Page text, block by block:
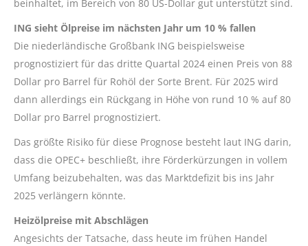
beinhaltet, im Bereich von 80 US-Dollar gut unterstützt sind.
ING sieht Ölpreise im nächsten Jahr um 10 % fallen
Die niederländische Großbank ING beispielsweise
prognostiziert für das dritte Quartal 2024 einen Preis von 88
Dollar pro Barrel für Rohöl der Sorte Brent. Für 2025 wird
dann allerdings ein Rückgang in Höhe von rund 10 % auf 80
Dollar pro Barrel prognostiziert.
Das größte Risiko für diese Prognose besteht laut ING darin,
dass die OPEC+ beschließt, ihre Förderkürzungen in vollem
Umfang beizubehalten, was das Marktdefizit bis ins Jahr
2025 verlängern könnte.
Heizölpreise mit Abschlägen
Angesichts der Tatsache, dass heute im frühen Handel